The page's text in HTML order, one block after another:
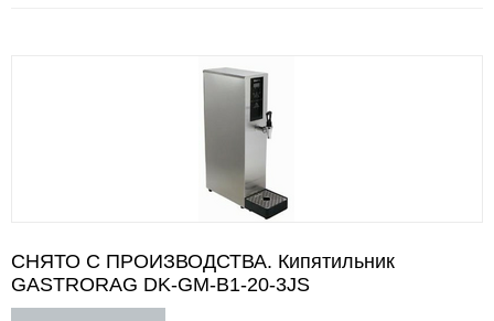
СНЯТО С ПРОИЗВОДСТВА. Кипятильник
GASTRORAG DK-GM-B1-20-3JS